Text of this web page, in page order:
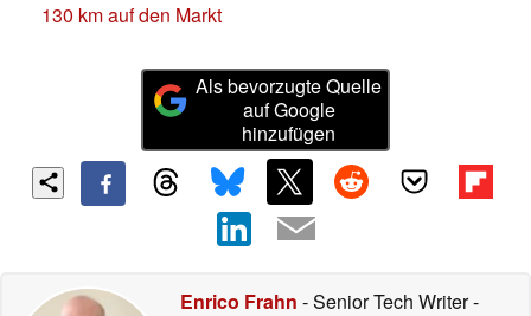
130 km auf den Markt
Als bevorzugte Quelle
auf Google
hinzufügen
Enrico Frahn - Senior Tech Writer-